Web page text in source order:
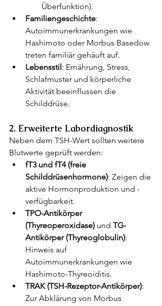
Überfunktion).
Familiengeschichte:
Autoimmunerkrankungen wie
Hashimoto oder Morbus Basedow
treten familiär gehäuft auf.
Lebensstil : Ernährung, Stress,
Schlafmuster und körperliche
Aktivität beeinflussen die
Schilddrüse.
2. Erweiterte Labordiagnostik
Neben dem TSH-Wert sollten weitere
Blutwerte geprüft werden:
fT3 und fT4 (freie
Schilddrüsenhormone): Zeigen die
aktive Hormonproduktion und -
verfügbarkeit.
TPO-Antikörper
(Thyreoperoxidase) und TG-
Antikörper (Thyreoglobulin):
Hinweis auf
Autoimmunerkrankungen wie
Hashimoto-Thyreoiditis.
TRAK (TSH-Rezeptor-Antikörper):
Zur Abklärung von Morbus